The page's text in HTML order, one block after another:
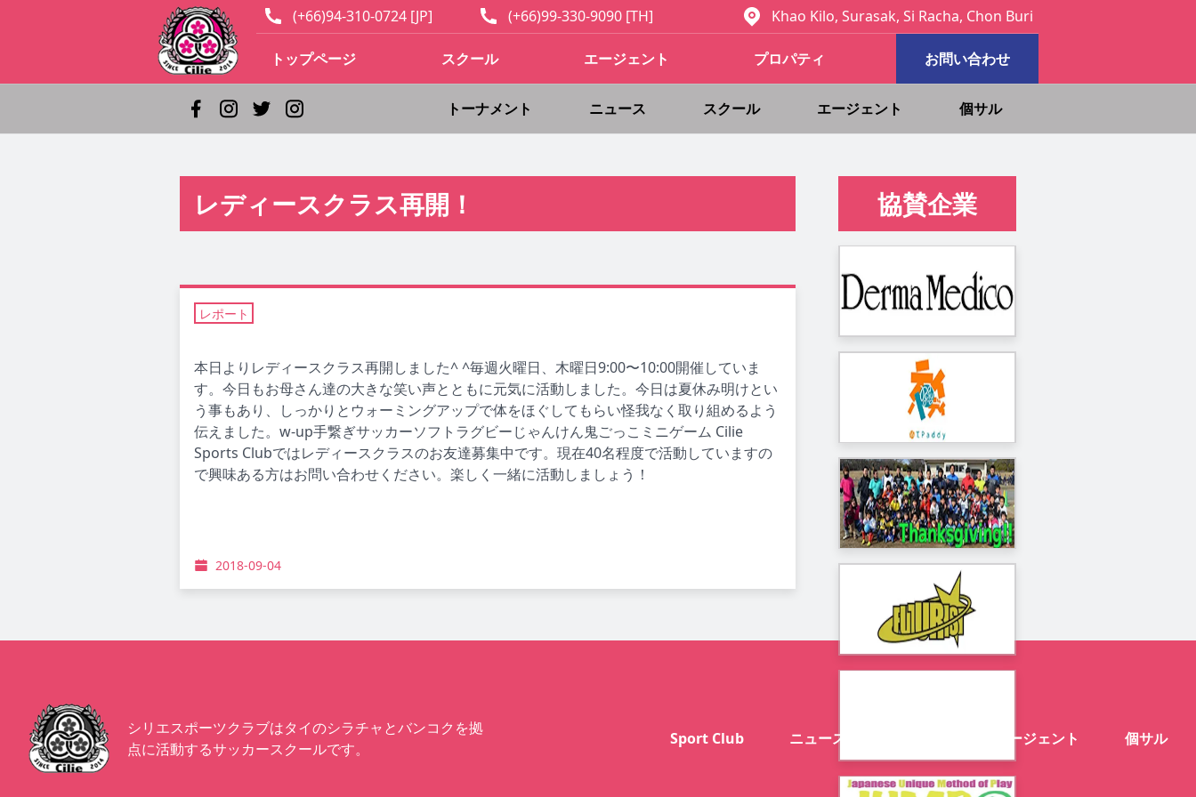
(+66)94-310-0724 [JP] (+66)99-330-9090 [TH] Khao Kilo, Surasak, Si Racha, Chon Buri
トップページ スクール エージェント プロパティ お問い合わせ
トーナメント ニュース スクール エージェント 個サル
レディースクラス再開！
レポート
本日よりレディースクラス再開しました^ ^毎週火曜日、木曜日9:00〜10:00開催していま
す。今日もお母さん達の大きな笑い声とともに元気に活動しました。今日は夏休み明けとい
う事もあり、しっかりとウォーミングアップで体をほぐしてもらい怪我なく取り組めるよう
伝えました。w-up手繋ぎサッカーソフトラグビーじゃんけん鬼ごっこミニゲーム Cilie
Sports Clubではレディースクラスのお友達募集中です。現在40名程度で活動していますの
で興味ある方はお問い合わせください。楽しく一緒に活動しましょう！
2018-09-04
協賛企業
シリエスポーツクラブはタイのシラチャとバンコクを拠
点に活動するサッカースクールです。
Sport Club ニュース エージェント 個サル